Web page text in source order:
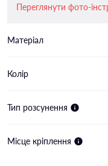
Переглянути фото-
Матеріал
Колір
Тип розсунення
Місце кріплення